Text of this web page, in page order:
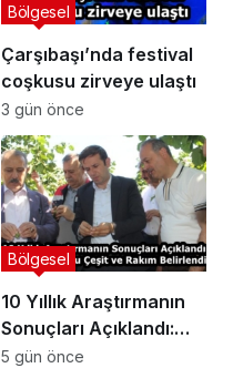
Çarşıbaşı’nda festival
coşkusu zirveye ulaştı
Bölgesel
3 gün önce
10 Yıllık Araştırmanın
Sonuçları Açıklandı:
Fındıkta Doğru Çeşit ve
Bölgesel
5 gün önce